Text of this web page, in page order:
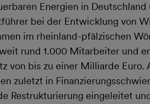
Energien in
bei der Entwicklung von
im rheinland-pfälzischen
rund 1.000 Mitarbeiter und
von bis zu einer Milliarde Euro.
zuletzt in
Restrukturierung eingeleitet